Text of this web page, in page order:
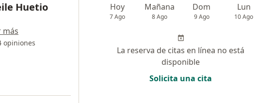
Huetio
más
opiniones
Hoy
7 Ago
Mañana
8 Ago
Dom
9 Ago
Lun
10 Ago
La reserva de citas en línea no está
disponible
Solicita una cita